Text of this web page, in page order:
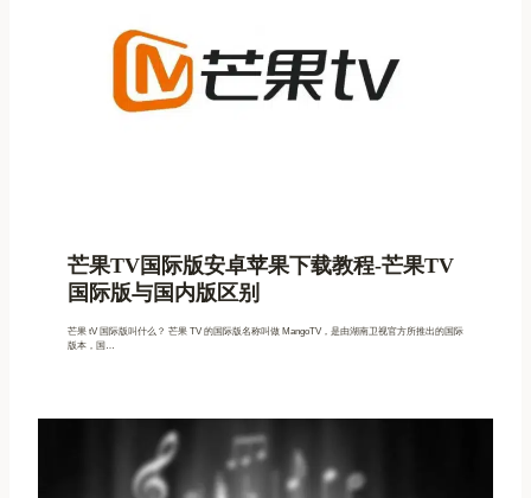
芒果TV国际版安卓苹果下载教程-芒果TV
国际版与国内版区别
芒果 tV 国际版叫什么？ 芒果 TV 的国际版名称叫做 MangoTV，是由湖南卫视官方所推出的国际
版本，国…